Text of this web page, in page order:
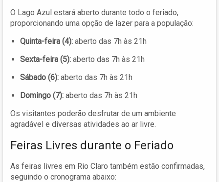
O Lago Azul estará aberto durante todo o feriado,
proporcionando uma opção de lazer para a população:
Quinta-feira (4): aberto das 7h às 21h
Sexta-feira (5): aberto das 7h às 21h
Sábado (6): aberto das 7h às 21h
Domingo (7): aberto das 7h às 21h
Os visitantes poderão desfrutar de um ambiente
agradável e diversas atividades ao ar livre.
Feiras Livres durante o Feriado
As feiras livres em Rio Claro também estão confirmadas,
seguindo o cronograma abaixo: